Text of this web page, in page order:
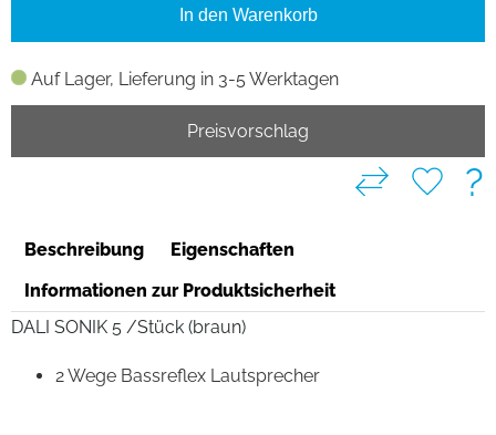
Auf Lager, Lieferung in 3-5 Werktagen
In den Warenkorb
Preisvorschlag
?
Beschreibung
Eigenschaften
Informationen zur Produktsicherheit
DALI SONIK 5 /Stück (braun)
2 Wege Bassreflex Lautsprecher